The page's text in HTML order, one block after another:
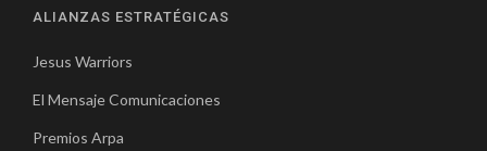
ALIANZAS ESTRATÉGICAS
Jesus Warriors
El Mensaje Comunicaciones
Premios Arpa